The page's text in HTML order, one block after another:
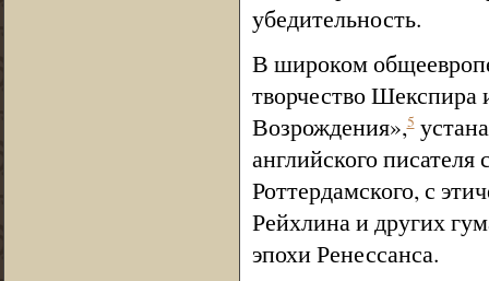
убедительность.
В широком
творчество Шекспира
Возрождения»,5
английского
Роттердамского, с
Рейхлина и других
эпохи Ренессанса.